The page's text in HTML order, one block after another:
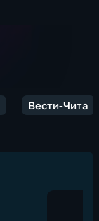
Вести-Чита